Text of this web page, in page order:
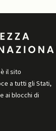
il sito
a tutti gli Stati,
ai blocchi di